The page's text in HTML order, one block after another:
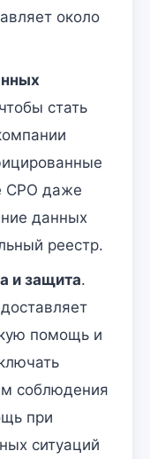
около
стать
СРО даже
данных
реестр.
и защита.
помощь и
соблюдения
при
ситуаций